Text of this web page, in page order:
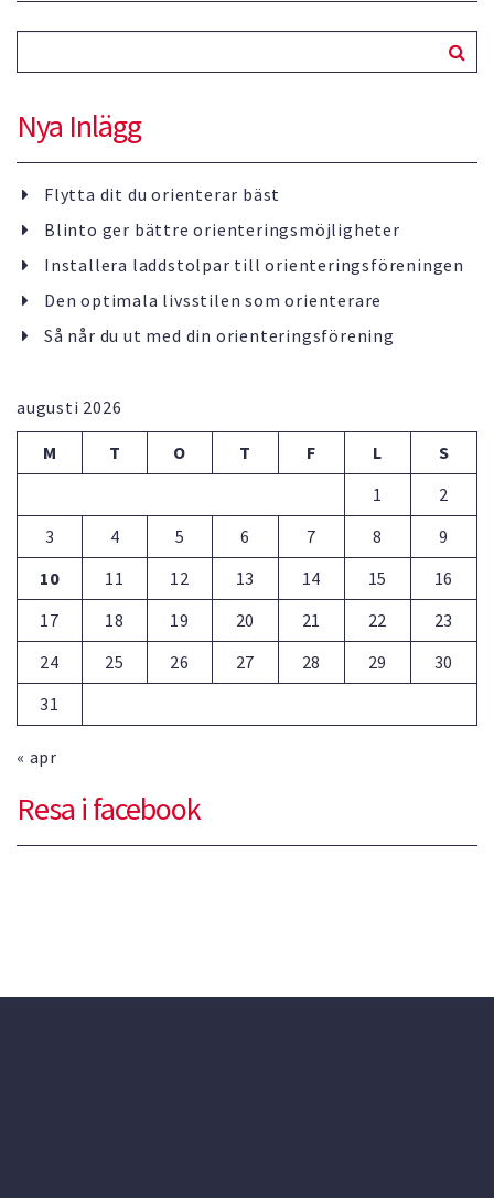
Nya Inlägg
Flytta dit du orienterar bäst
Blinto ger bättre orienteringsmöjligheter
Installera laddstolpar till orienteringsföreningen
Den optimala livsstilen som orienterare
Så når du ut med din orienteringsförening
augusti 2026
M T O T F L
S
1
2
3
4 5 6 7 8
9
10
11 12 13 14 15
16
17
18 19 20 21 22
23
24
25 26 27 28 29
30
31
« apr
Resa i facebook